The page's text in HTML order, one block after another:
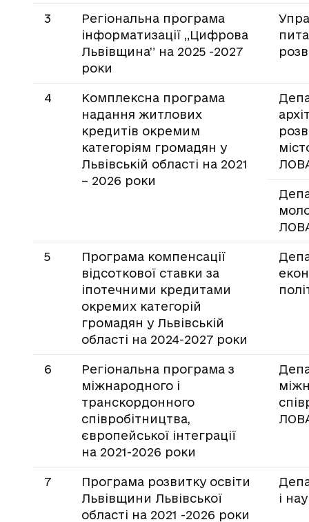
3
Регіональна програма
інформатизації „Цифрова
Львівщина” на 2025 -2027
роки
4
Комплексна програма
надання житлових
кредитів окремим
категоріям громадян у
Львівській області на 2021
– 2026 роки
5
Програма компенсації
відсоткової ставки за
іпотечними кредитами
окремих категорій
громадян у Львівській
області на 2024-2027 роки
6
Регіональна програма з
міжнародного і
транскордонного
співробітництва,
європейської інтеграції
на 2021-2026 роки
7
Програма розвитку освіти
Львівщини Львівської
області на 2021 -2026 роки
і